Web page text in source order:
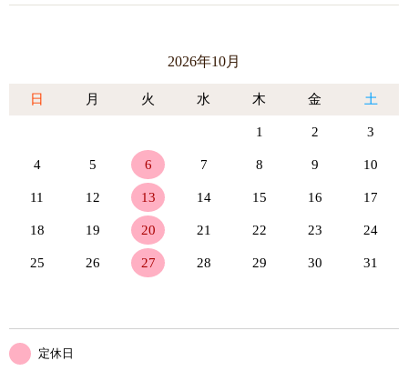
2026年10月
日 月 火 水 木 金 土
1 2 3
4 5 6 7 8 9 10
11 12 13 14 15 16 17
18 19 20 21 22 23 24
25 26 27 28 29 30 31
定休日